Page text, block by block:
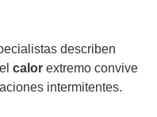
describen
calor extremo convive
intermitentes.